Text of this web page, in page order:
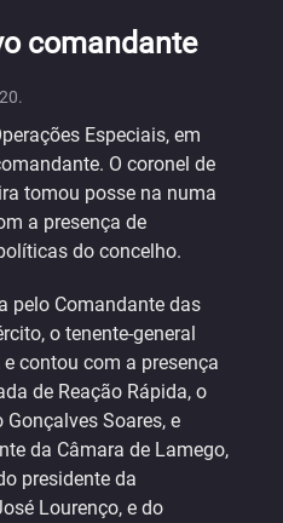
comandante
.
Especiais, em
O coronel de
tomou posse na numa
a presença de
do concelho.
pelo Comandante das
o tenente-general
contou com a presença
de Reação Rápida, o
Soares, e
da Câmara de Lamego,
presidente da
Lourenço, e do